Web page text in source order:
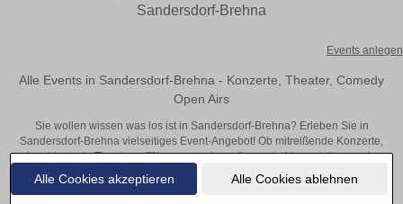
Alle Cookies akzeptieren Alle Cookies ablehnen
Sandersdorf-Brehna
Events anlegen
Alle Events in Sandersdorf-Brehna - Konzerte, Theater, Comedy
Open Airs
Sie wollen wissen was los ist in Sandersdorf-Brehna? Erleben Sie in
Sandersdorf-Brehna vielseitiges Event-Angebot! Ob mitreißende Konzerte,
inspirierende Theateraufführungen oder aufregende Veranstaltungen in
Sandersdorf-Brehna – hier finden alles im Überblick und Tickets.